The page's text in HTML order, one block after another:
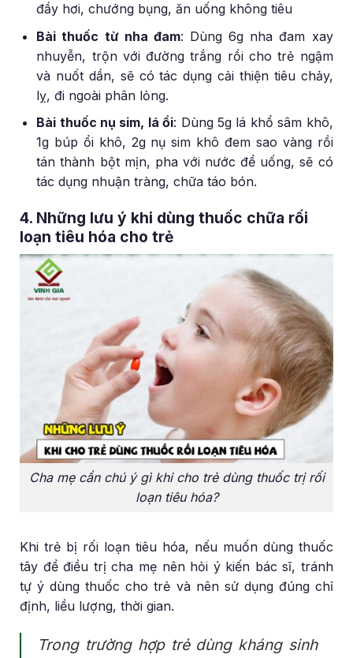
đầy hơi, chướng bụng, ăn uống không tiêu
Bài thuốc từ nha đam: Dùng 6g nha đam xay
nhuyễn, trộn với đường trắng rồi cho trẻ ngậm
và nuốt dần, sẽ có tác dụng cải thiện tiêu chảy,
lỵ, đi ngoài phân lỏng.
Bài thuốc nụ sim, lá ổi: Dùng 5g lá khổ sâm khô,
1g búp ổi khô, 2g nụ sim khô đem sao vàng rồi
tán thành bột mịn, pha với nước để uống, sẽ có
tác dụng nhuận tràng, chữa táo bón.
4. Những lưu ý khi dùng thuốc chữa rối
loạn tiêu hóa cho trẻ
Cha mẹ cần chú ý gì khi cho trẻ dùng thuốc trị rối
loạn tiêu hóa?
Khi trẻ bị rối loạn tiêu hóa, nếu muốn dùng thuốc
tây để điều trị cha mẹ nên hỏi ý kiến bác sĩ, tránh
tự ý dùng thuốc cho trẻ và nên sử dụng đúng chỉ
định, liều lượng, thời gian.
Trong trường hợp trẻ dùng kháng sinh